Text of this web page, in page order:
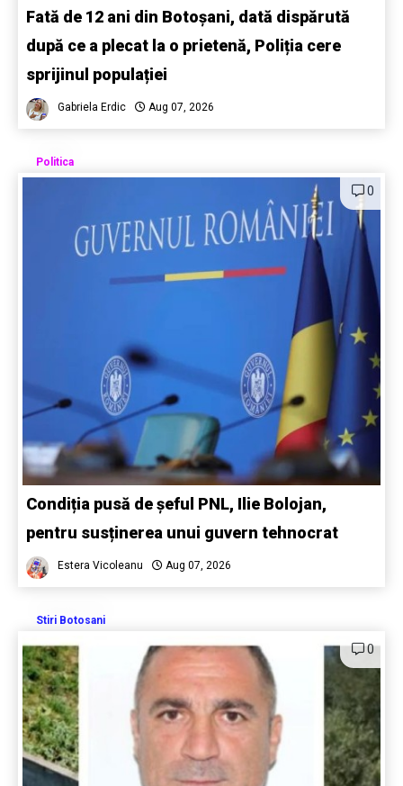
Fată de 12 ani din Botoșani, dată dispărută
după ce a plecat la o prietenă, Poliția cere
sprijinul populației
Gabriela Erdic Aug 07, 2026
Politica
0
Condiția pusă de șeful PNL, Ilie Bolojan,
pentru susținerea unui guvern tehnocrat
Estera Vicoleanu Aug 07, 2026
Stiri Botosani
0